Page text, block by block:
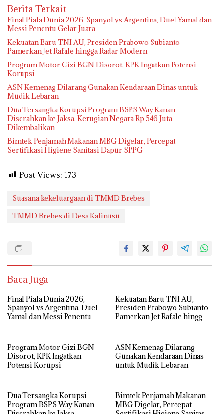
Berita Terkait
Final Piala Dunia 2026, Spanyol vs Argentina, Duel Yamal dan
Messi Penentu Gelar Juara
Kekuatan Baru TNI AU, Presiden Prabowo Subianto
Pamerkan Jet Rafale hingga Radar Modern
Program Motor Gizi BGN Disorot, KPK Ingatkan Potensi
Korupsi
ASN Kemenag Dilarang Gunakan Kendaraan Dinas untuk
Mudik Lebaran
Dua Tersangka Korupsi Program BSPS Way Kanan
Diserahkan ke Jaksa, Kerugian Negara Rp 546 Juta
Dikembalikan
Bimtek Penjamah Makanan MBG Digelar, Percepat
Sertifikasi Higiene Sanitasi Dapur SPPG
Post Views: 173
Suasana kekeluargaan di TMMD Brebes
TMMD Brebes di Desa Kalinusu
Baca Juga
Final Piala Dunia 2026,
Spanyol vs Argentina, Duel
Yamal dan Messi Penentu
Kekuatan Baru TNI AU,
Presiden Prabowo Subianto
Pamerkan Jet Rafale hingga
Program Motor Gizi BGN
Disorot, KPK Ingatkan
Potensi Korupsi
ASN Kemenag Dilarang
Gunakan Kendaraan Dinas
untuk Mudik Lebaran
Dua Tersangka Korupsi
Program BSPS Way Kanan
Bimtek Penjamah Makanan
MBG Digelar, Percepat